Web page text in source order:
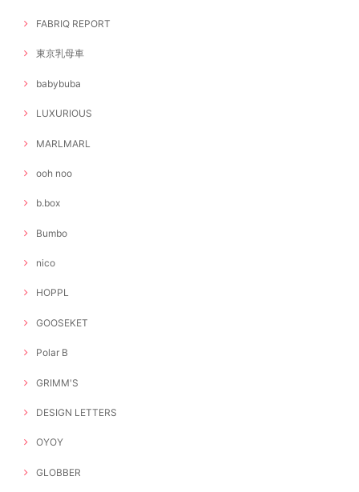
FABRIQ REPORT
東京乳母車
babybuba
LUXURIOUS
MARLMARL
ooh noo
b.box
Bumbo
nico
HOPPL
GOOSEKET
Polar B
GRIMM'S
DESIGN LETTERS
OYOY
GLOBBER